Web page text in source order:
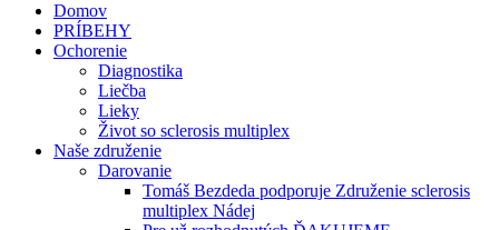
Domov
PRÍBEHY
Ochorenie
Diagnostika
Liečba
Lieky
Život so sclerosis multiplex
Naše združenie
Darovanie
Tomáš Bezdeda podporuje Združenie sclerosis
multiplex Nádej